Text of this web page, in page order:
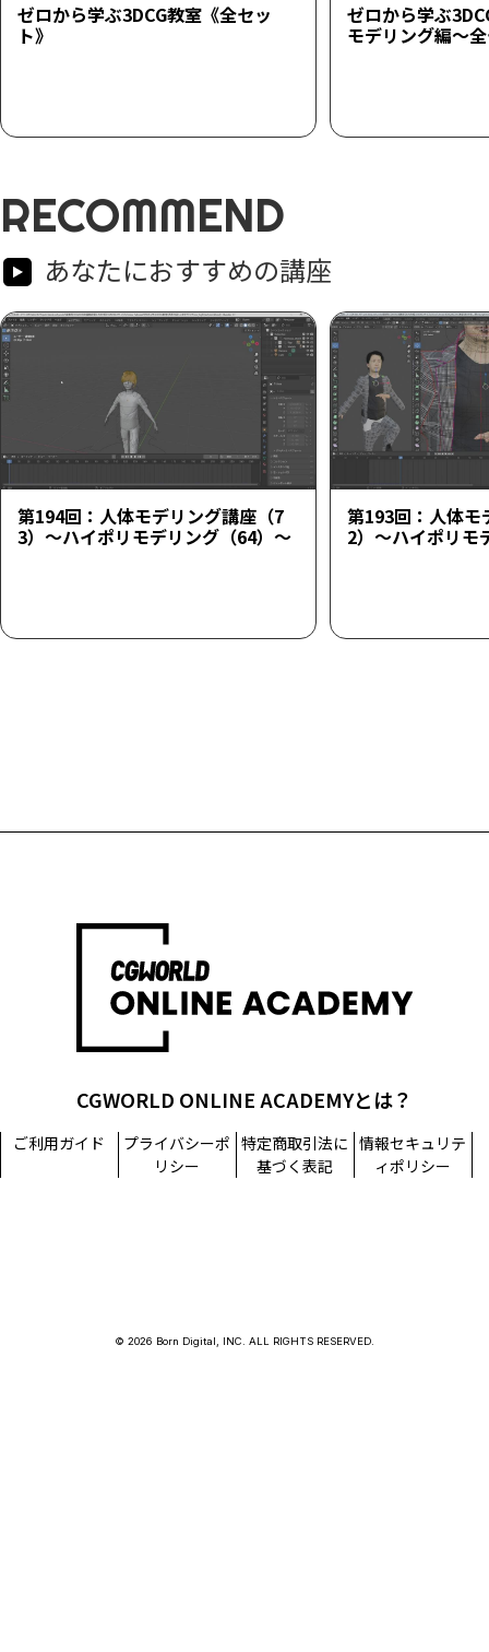
ゼロから学ぶ3DCG教室《全セッ
ト》
ゼロから学ぶ
モデリング編～
RECOMMEND
あなたにおすすめの講座
第194回：人体モデリング講座（7
3）～ハイポリモデリング（64）～
第193回：人体モ
2）～ハイポリモ
CGWORLD ONLINE ACADEMYとは？
ご利用ガイド
プライバシーポ
リシー
特定商取引法に
基づく表記
情報セキュリテ
ィポリシー
© 2026 Born Digital, INC. ALL RIGHTS RESERVED.